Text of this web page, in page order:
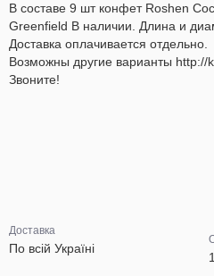
В составе 9 шт конфет Roshen
Greenfield В наличии. Длина и
Доставка оплачивается отдельно.
Возможны другие варианты http://
Звоните!
Доставка
По всій Україні